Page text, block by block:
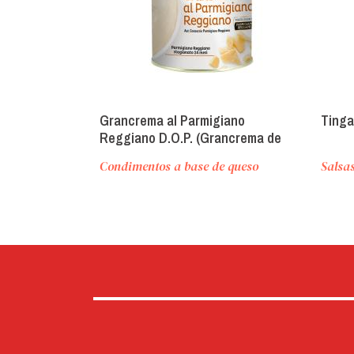
Grancrema al Parmigiano
Reggiano D.O.P. (Grancrema de
Condimentos a base de queso
Tinga